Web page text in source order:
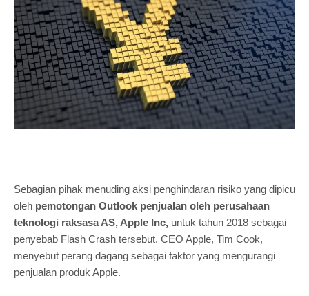
Sebagian pihak menuding aksi penghindaran risiko yang dipicu
oleh pemotongan Outlook penjualan oleh perusahaan
teknologi raksasa AS, Apple Inc, untuk tahun 2018 sebagai
penyebab Flash Crash tersebut. CEO Apple, Tim Cook,
menyebut perang dagang sebagai faktor yang mengurangi
penjualan produk Apple.